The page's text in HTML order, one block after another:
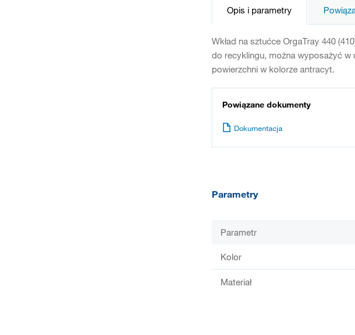
Opis i parametry
Wkład na sztućce OrgaTray 440
do recyklingu, można wyposażyć w
powierzchni w kolorze antracyt.
Powiązane dokumenty
Dokumentacja
Parametry
Parametr
Kolor
Materiał